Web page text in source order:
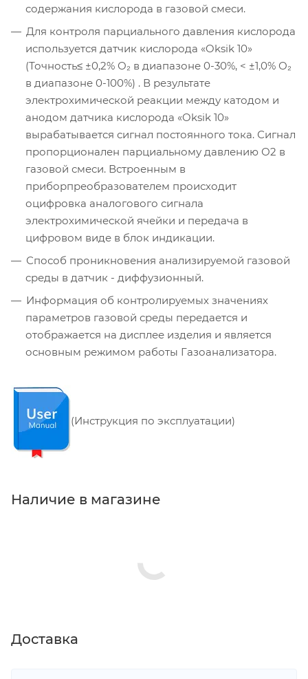
содержания кислорода в газовой смеси.
Для контроля парциального давления кислорода
используется датчик кислорода «Oksik 10»
(Точность≤ ±0,2% О₂ в диапазоне 0-30%, < ±1,0% О₂
в диапазоне 0-100%) . В результате
электрохимической реакции между катодом и
анодом датчика кислорода «Oksik 10»
вырабатывается сигнал постоянного тока. Сигнал
пропорционален парциальному давлению О2 в
газовой смеси. Встроенным в
приборпреобразователем происходит
оцифровка аналогового сигнала
электрохимической ячейки и передача в
цифровом виде в блок индикации.
Способ проникновения анализируемой газовой
среды в датчик - диффузионный.
Информация об контролируемых значениях
параметров газовой среды передается и
отображается на дисплее изделия и является
основным режимом работы Газоанализатора.
(Инструкция по эксплуатации)
Наличие в магазине
Доставка